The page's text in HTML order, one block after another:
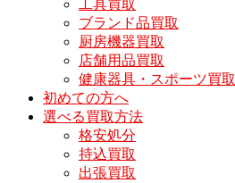
工具買取
ブランド品買取
厨房機器買取
店舗用品買取
健康器具・スポーツ買取
初めての方へ
選べる買取方法
格安処分
持込買取
出張買取